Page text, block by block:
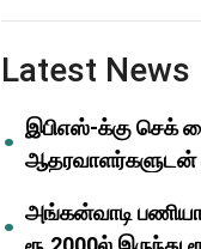
Latest News
இபிஎஸ்-க்கு செக்
ஆதரவாளர்களுடன்
அங்கன்வாடி